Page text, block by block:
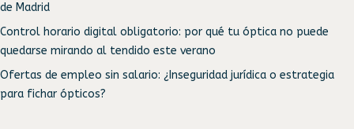
de Madrid
Control horario digital obligatorio: por qué tu óptica no puede
quedarse mirando al tendido este verano
Ofertas de empleo sin salario: ¿Inseguridad jurídica o estrategia
para fichar ópticos?